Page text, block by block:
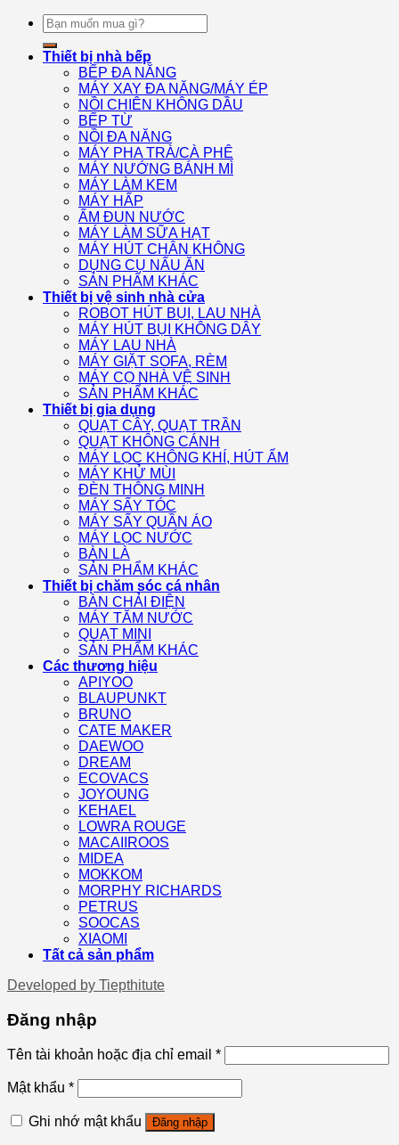
Tìm
kiếm:
Thiết bị nhà bếp
BẾP ĐA NĂNG
MÁY XAY ĐA NĂNG/MÁY ÉP
NỒI CHIÊN KHÔNG DẦU
BẾP TỪ
NỒI ĐA NĂNG
MÁY PHA TRÀ/CÀ PHÊ
MÁY NƯỚNG BÁNH MÌ
MÁY LÀM KEM
MÁY HẤP
ẤM ĐUN NƯỚC
MÁY LÀM SỮA HẠT
MÁY HÚT CHÂN KHÔNG
DỤNG CỤ NẤU ĂN
SẢN PHẨM KHÁC
Thiết bị vệ sinh nhà cửa
ROBOT HÚT BỤI, LAU NHÀ
MÁY HÚT BỤI KHÔNG DÂY
MÁY LAU NHÀ
MÁY GIẶT SOFA, RÈM
MÁY CỌ NHÀ VỆ SINH
SẢN PHẨM KHÁC
Thiết bị gia dụng
QUẠT CÂY, QUẠT TRẦN
QUẠT KHÔNG CÁNH
MÁY LỌC KHÔNG KHÍ, HÚT ẨM
MÁY KHỬ MÙI
ĐÈN THÔNG MINH
MÁY SẤY TÓC
MÁY SẤY QUẦN ÁO
MÁY LỌC NƯỚC
BÀN LÀ
SẢN PHẨM KHÁC
Thiết bị chăm sóc cá nhân
BÀN CHẢI ĐIỆN
MÁY TĂM NƯỚC
QUẠT MINI
SẢN PHẨM KHÁC
Các thương hiệu
APIYOO
BLAUPUNKT
BRUNO
CATE MAKER
DAEWOO
DREAM
ECOVACS
JOYOUNG
KEHAEL
LOWRA ROUGE
MACAIIROOS
MIDEA
MOKKOM
MORPHY RICHARDS
PETRUS
SOOCAS
XIAOMI
Tất cả sản phẩm
Developed by Tiepthitute
Đăng nhập
Tên tài khoản hoặc địa chỉ email *
Mật khẩu *
Ghi nhớ mật khẩu Đăng nhập